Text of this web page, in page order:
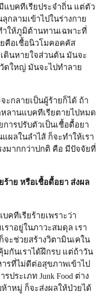
บคทีเรียประจำถิ่น แต่ตัว
กลามเข้าไปในร่างกาย
ำให้ภูมิต้านทานเฉพาะที่
คือเชื้อนิวโมคอคคัส
ดินหายใจส่วนต้น มันจะ
ดใหญ่ มันจะไปทำลาย
ะกลายเป็นผู้ร้ายก็ได้ ถ้า
ลานแบคทีเรียตายไปหมด
ารปรับตัวเป็นเชื้อดื้อยา
ผลในลำไส้ ก็จะทำให้เรา
มากกว่าปกติ คือ มีปัจจัยที่
ร้าย หรือเชื้อดื้อยา ส่งผล
คทีเรียร้ายเพราะว่า
ราอยู่ในภาวะสมดุล เรา
ะช่วยสร้างวิตามินเคใน
กันเราได้ฝึกรบ แต่ถ้าวัน
รที่ไม่ดีต่อสุขภาพเข้าไป
ประเภท Junk Food ต่าง
าหมู่ ก็จะส่งผลให้ป่วยได้